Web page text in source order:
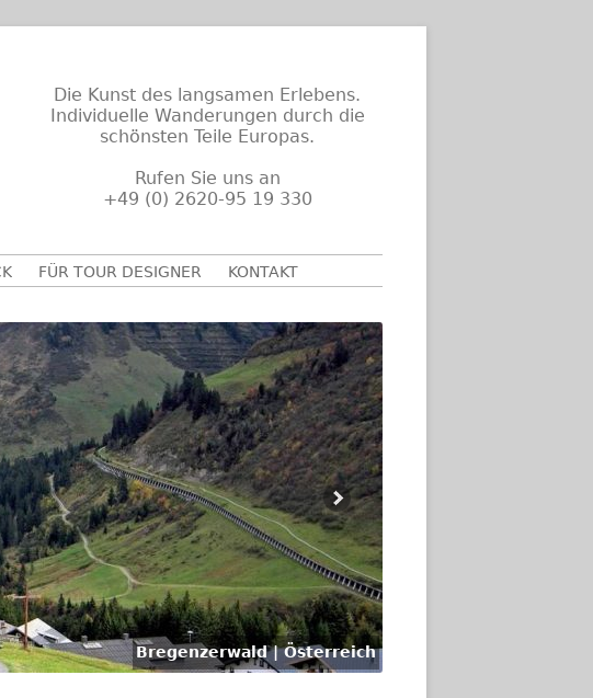
Die Kunst des langsamen Erlebens.
Individuelle Wanderungen durch die
schönsten Teile Europas.
Rufen Sie uns an
+49 (0) 2620-95 19 330
FÜR TOUR DESIGNER KONTAKT
Bregenzerwald | Österreich